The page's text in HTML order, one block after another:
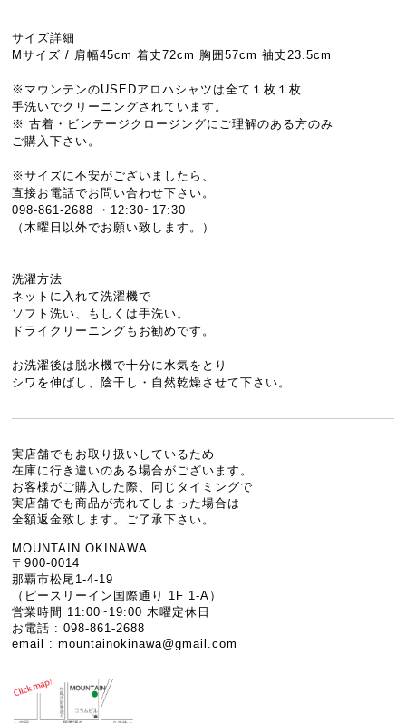
サイズ詳細
Mサイズ / 肩幅45cm 着丈72cm 胸囲57cm 袖丈23.5cm
※マウンテンのUSEDアロハシャツは全て１枚１枚
手洗いでクリーニングされています。
※ 古着・ビンテージクロージングにご理解のある方のみ
ご購入下さい。
※サイズに不安がございましたら、
直接お電話でお問い合わせ下さい。
098-861-2688 ・12:30~17:30
（木曜日以外でお願い致します。）
洗濯方法
ネットに入れて洗濯機で
ソフト洗い、もしくは手洗い。
ドライクリーニングもお勧めです。
お洗濯後は脱水機で十分に水気をとり
シワを伸ばし、陰干し・自然乾燥させて下さい。
実店舗でもお取り扱いしているため
在庫に行き違いのある場合がございます。
お客様がご購入した際、同じタイミングで
実店舗でも商品が売れてしまった場合は
全額返金致します。ご了承下さい。
MOUNTAIN OKINAWA
〒900-0014
那覇市松尾1-4-19
（ピースリーイン国際通り 1F 1-A）
営業時間 11:00~19:00 木曜定休日
お電話 : 098-861-2688
email :mountainokinawa@gmail.com